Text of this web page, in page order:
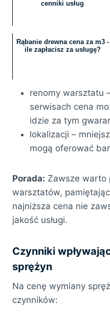
cenniki usług
Rąbanie drewna cena za m3 -
ile zapłacisz za usługę?
renomy warsztatu
serwisach cena
idzie za tym
lokalizacji –
mogą oferować
Porada: Zawsze warto
warsztatów,
najniższa cena nie
jakość usługi.
Czynniki
sprężyn
Na cenę wymiany
czynników: